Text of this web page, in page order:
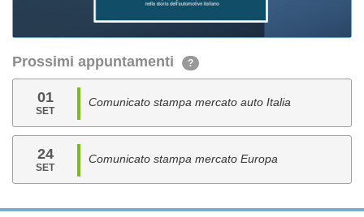
Prossimi appuntamenti ?
01
SET
Comunicato stampa mercato auto Italia
24
SET
Comunicato stampa mercato Europa